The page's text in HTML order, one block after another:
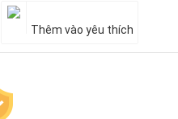
Thêm vào yêu thích